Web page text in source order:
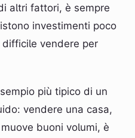
altri fattori, è sempre
investimenti poco
vendere per
più tipico di un
vendere una casa,
buoni volumi, è